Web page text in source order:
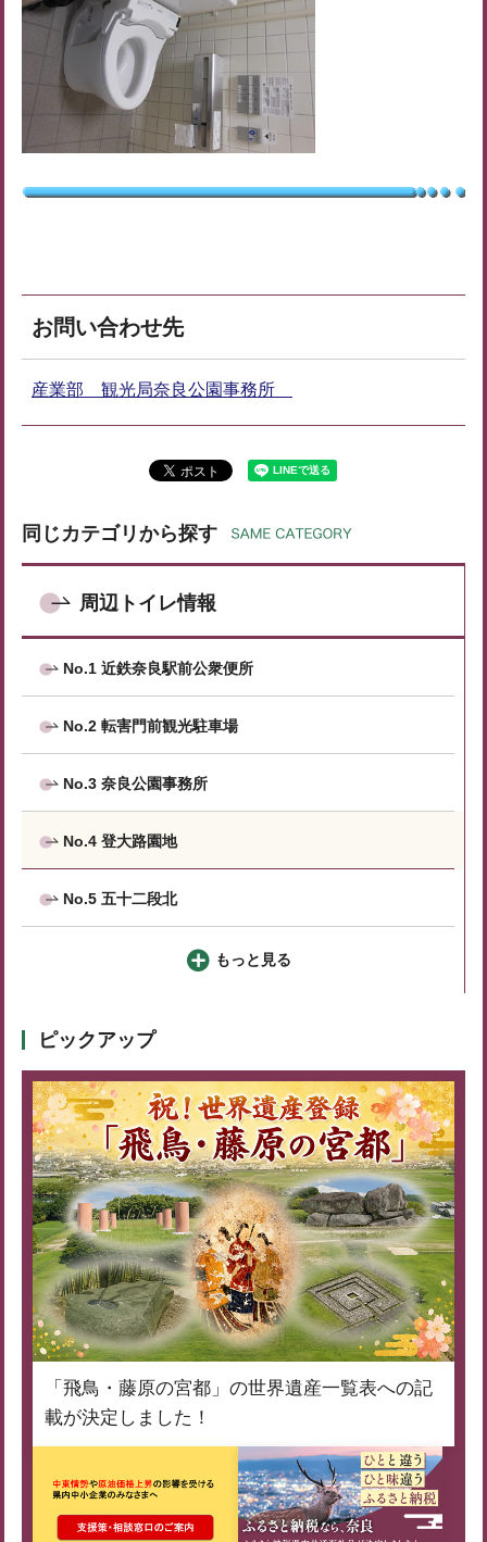
お問い合わせ先
産業部 観光局奈良公園事務所
同じカテゴリから探す
周辺トイレ情報
No.1 近鉄奈良駅前公衆便所
No.2 転害門前観光駐車場
No.3 奈良公園事務所
No.4 登大路園地
No.5 五十二段北
もっと見る
ピックアップ
「飛鳥・藤原の宮都」の世界遺産一覧表への記
載が決定しました！